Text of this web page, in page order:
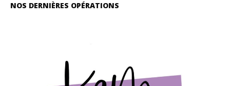
NOS DERNIÈRES OPÉRATIONS